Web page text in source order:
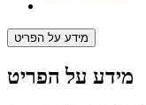
מידע על הפריט
מידע על הפריט